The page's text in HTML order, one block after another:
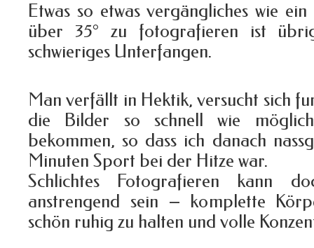
Etwas so etwas vergängliches wie
über 35° zu fotografieren ist
schwieriges Unterfangen.
Man verfällt in Hektik, versucht sich
die Bilder so schnell wie
bekommen, so dass ich danach
Minuten Sport bei der Hitze war.
Schlichtes Fotografieren kann
anstrengend sein – komplette
schön ruhig zu halten und volle